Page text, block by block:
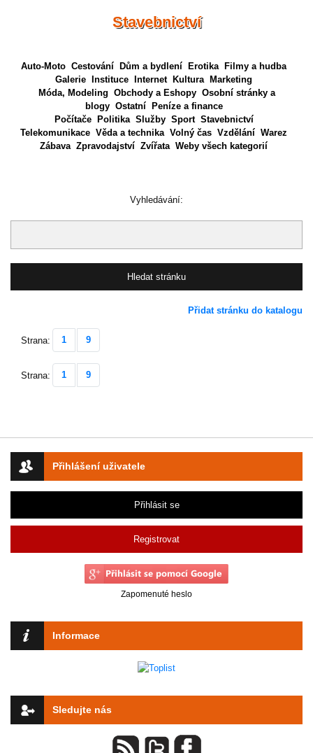
Přihlášení uživatele
Přihlásit se
Registrovat
Zapomenuté heslo
Informace
Sledujte nás
Stavebnictví
Auto-Moto Cestování Dům a bydlení Erotika
Filmy a hudba
Galerie
Instituce Internet Kultura
Marketing
Móda, Modeling Obchody a Eshopy Osobní stránky a
blogy Ostatní
Peníze a finance
Počítače
Politika Služby Sport Stavebnictví
Telekomunikace Věda a technika Volný čas Vzdělání Warez
Zábava Zpravodajství Zvířata Weby všech kategorií
Vyhledávání:
Přidat stránku do katalogu
Strana: 1 9
Strana: 1 9